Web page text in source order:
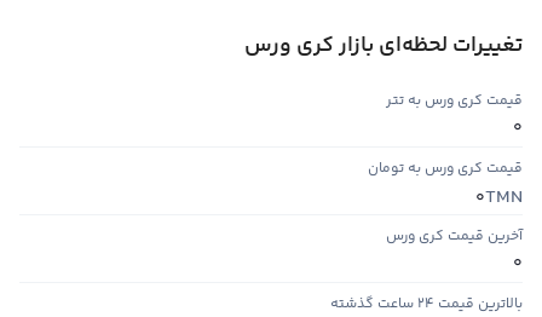
تغییرات لحظه‌ای بازار کری ورس
قیمت کری ورس به تتر
0
قیمت کری ورس به تومان
TMN
0
آخرین قیمت کری ورس
0
بالاترین قیمت ۲۴ ساعت گذشته